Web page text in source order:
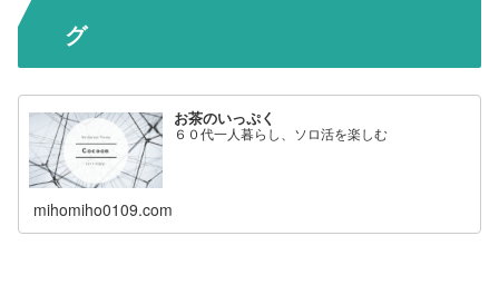
グ
お茶のいっぷく
６０代一人暮らし、ソロ活を楽しむ
mihomiho0109.com